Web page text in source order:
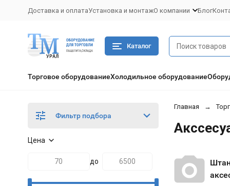
Доставка и оплатаУстановка и монтажО компании Блог
Каталог
Торговое оборудованиеХолодильное оборудование
Главная
Фильтр подбора
Цена
до